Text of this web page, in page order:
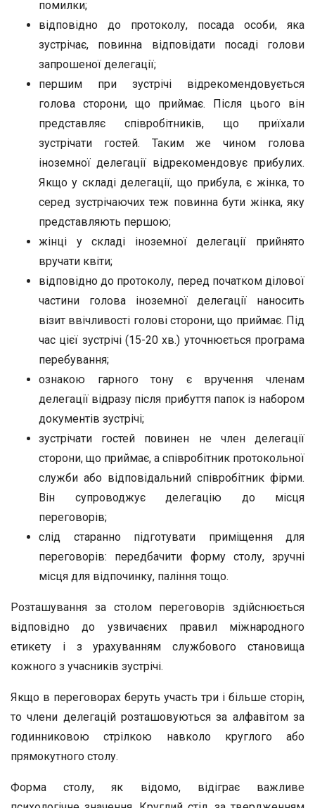
помилки;
відповідно до протоколу, посада особи, яка
зустрічає, повинна відповідати посаді голови
запрошеної делегації;
першим при зустрічі відрекомендовується
голова сторони, що приймає. Після цього він
представляє співробітників, що приїхали
зустрічати гостей. Таким же чином голова
іноземної делегації відрекомендовує прибулих.
Якщо у складі делегації, що прибула, є жінка, то
серед зустрічаючих теж повинна бути жінка, яку
представляють першою;
жінці у складі іноземної делегації прийнято
вручати квіти;
відповідно до протоколу, перед початком ділової
частини голова іноземної делегації наносить
візит ввічливості голові сторони, що приймає. Під
час цієї зустрічі (15-20 хв.) уточнюється програма
перебування;
ознакою гарного тону є вручення членам
делегації відразу після прибуття папок із набором
документів зустрічі;
зустрічати гостей повинен не член делегації
сторони, що приймає, а співробітник протокольної
служби або відповідальний співробітник фірми.
Він супроводжує делегацію до місця
переговорів;
слід старанно підготувати приміщення для
переговорів: передбачити форму столу, зручні
місця для відпочинку, паління тощо.
Розташування за столом переговорів здійснюється
відповідно до узвичаєних правил міжнародного
етикету і з урахуванням службового становища
кожного з учасників зустрічі.
Якщо в переговорах беруть участь три і більше сторін,
то члени делегацій розташовуються за алфавітом за
годинниковою стрілкою навколо круглого або
прямокутного столу.
Форма столу, як відомо, відіграє важливе